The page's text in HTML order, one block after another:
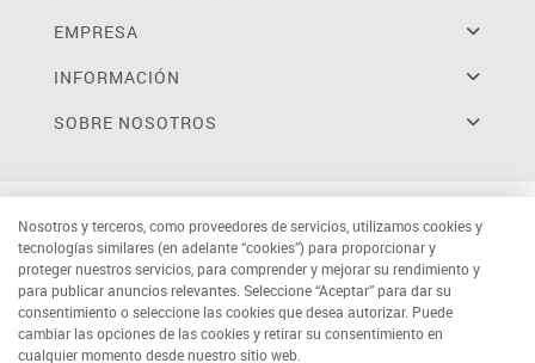
EMPRESA
INFORMACIÓN
SOBRE NOSOTROS
Nosotros y terceros, como proveedores de servicios, utilizamos cookies y
tecnologías similares (en adelante “cookies”) para proporcionar y
proteger nuestros servicios, para comprender y mejorar su rendimiento y
para publicar anuncios relevantes. Seleccione “Aceptar” para dar su
consentimiento o seleccione las cookies que desea autorizar. Puede
cambiar las opciones de las cookies y retirar su consentimiento en
cualquier momento desde nuestro sitio web.